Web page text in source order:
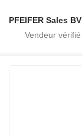
PFEIFER Sales BV